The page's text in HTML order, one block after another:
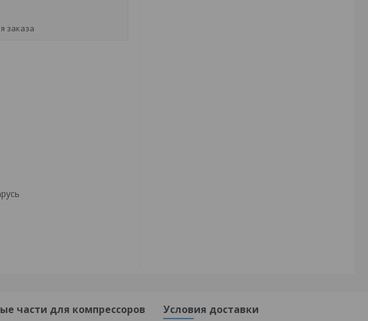
заказа
части для компрессоров Условия доставки